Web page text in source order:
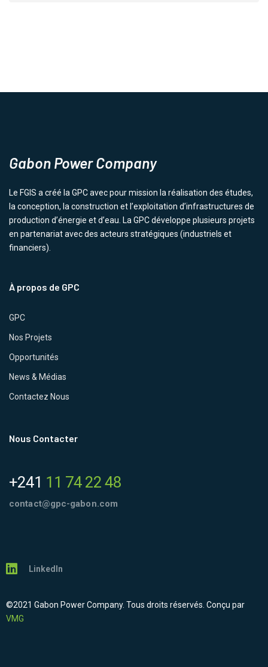
Gabon Power Company
Le FGIS a créé la GPC avec pour mission la réalisation des études,
la conception, la construction et l’exploitation d’infrastructures de
production d’énergie et d’eau. La GPC développe plusieurs projets
en partenariat avec des acteurs stratégiques (industriels et
financiers).
À propos de GPC
GPC
Nos Projets
Opportunités
News & Médias
Contactez Nous
Nous Contacter
+241 11 74 22 48
contact@gpc-gabon.com
LinkedIn
©2021 Gabon Power Company. Tous droits réservés. Conçu par
VMG